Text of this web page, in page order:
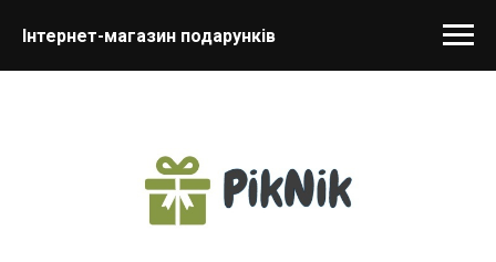
Інтернет-магазин подарунків